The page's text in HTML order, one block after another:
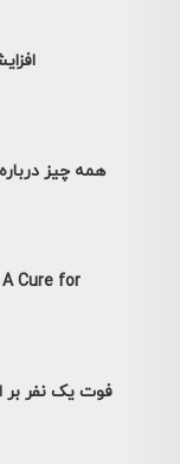
همه چیز
Cure for
فوت یک نفر بر